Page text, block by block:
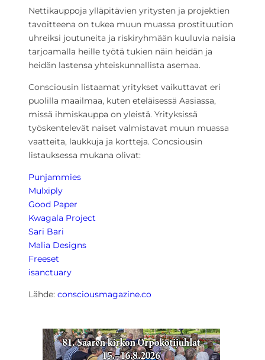
Nettikauppoja ylläpitävien yritysten ja projektien
tavoitteena on tukea muun muassa prostituution
uhreiksi joutuneita ja riskiryhmään kuuluvia naisia
tarjoamalla heille työtä tukien näin heidän ja
heidän lastensa yhteiskunnallista asemaa.
Consciousin listaamat yritykset vaikuttavat eri
puolilla maailmaa, kuten eteläisessä Aasiassa,
missä ihmiskauppa on yleistä. Yrityksissä
työskentelevät naiset valmistavat muun muassa
vaatteita, laukkuja ja kortteja. Concsiousin
listauksessa mukana olivat:
Punjammies
Mulxiply
Good Paper
Kwagala Project
Sari Bari
Malia Designs
Freeset
isanctuary
Lähde: consciousmagazine.co